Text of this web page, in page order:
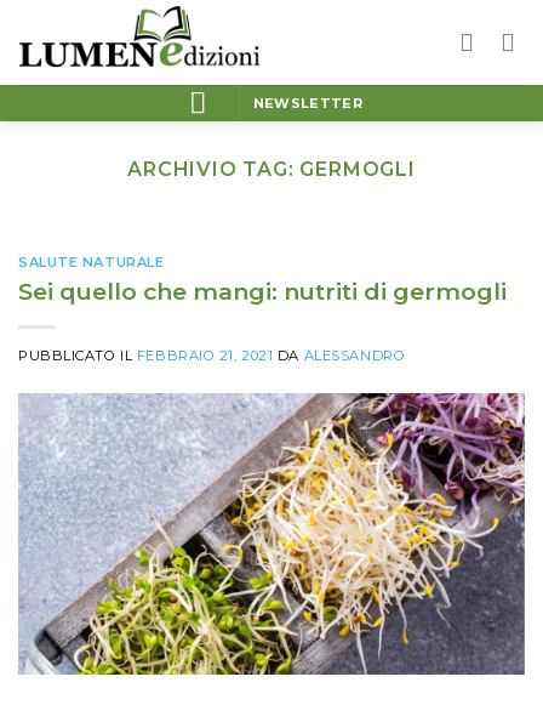
contenuti
NEWSLETTER
ARCHIVIO TAG: GERMOGLI
SALUTE NATURALE
Sei quello che mangi: nutriti di germogli
PUBBLICATO IL FEBBRAIO 21, 2021 DA ALESSANDRO